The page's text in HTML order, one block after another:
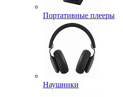
Портативные плееры
Наушники